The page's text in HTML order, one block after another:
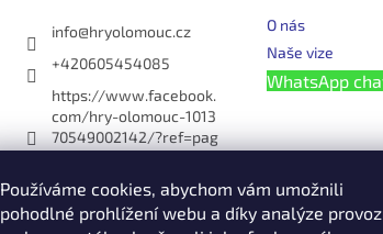
Používáme cookies, abychom vám umožnili
pohodlné prohlížení webu a díky analýze
info@hryolomouc.cz
+420605454085
https://www.facebook.
com/hry-olomouc-1013
70549002142/?ref=pag
hryolomouc
Hry Olomouc
O nás
Naše vize
WhatsApp